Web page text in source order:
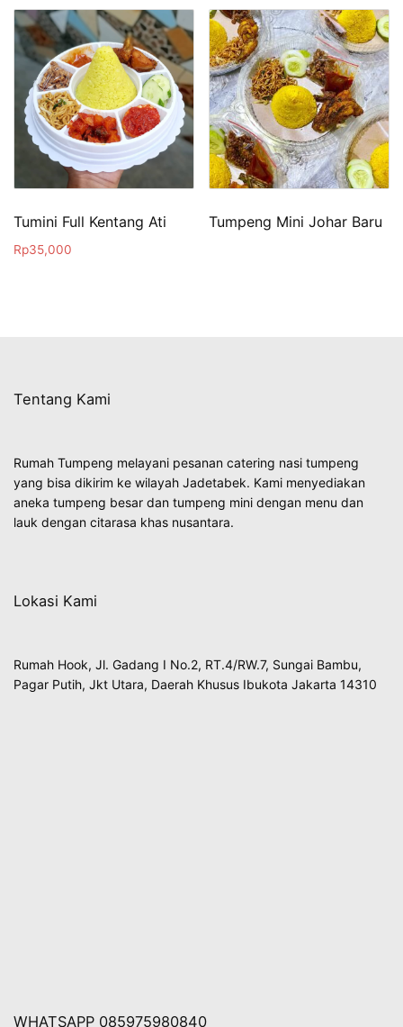
Tumini Full Kentang Ati
Rp35,000
Tumpeng Mini Johar Baru
Tentang Kami
Rumah Tumpeng melayani pesanan catering nasi tumpeng
yang bisa dikirim ke wilayah Jadetabek. Kami menyediakan
aneka tumpeng besar dan tumpeng mini dengan menu dan
lauk dengan citarasa khas nusantara.
Lokasi Kami
Rumah Hook, Jl. Gadang I No.2, RT.4/RW.7, Sungai Bambu,
Pagar Putih, Jkt Utara, Daerah Khusus Ibukota Jakarta 14310
WHATSAPP 085975980840